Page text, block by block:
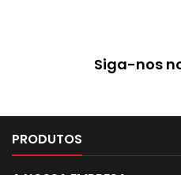
Siga-nos
PRODUTOS